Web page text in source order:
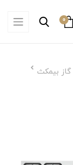
0
گاز بیمکث